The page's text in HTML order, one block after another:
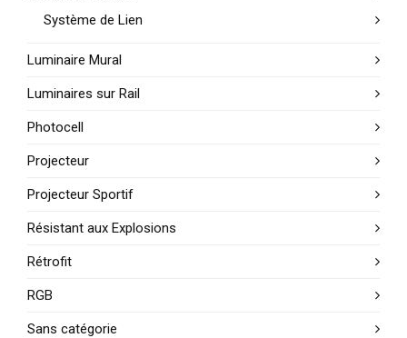
Système de Lien
Luminaire Mural
Luminaires sur Rail
Photocell
Projecteur
Projecteur Sportif
Résistant aux Explosions
Rétrofit
RGB
Sans catégorie